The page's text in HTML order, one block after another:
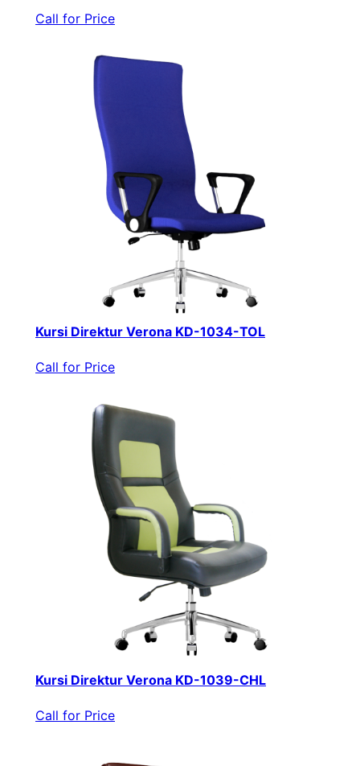
Call for Price
Kursi Direktur Verona KD-1034-TOL
Call for Price
Kursi Direktur Verona KD-1039-CHL
Call for Price